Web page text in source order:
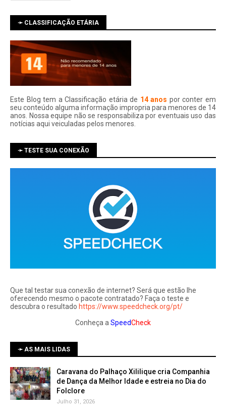
➛ CLASSIFICAÇÃO ETÁRIA
Este Blog tem a Classificação etária de 14 anos por conter em
seu conteúdo alguma informação impropria para menores de 14
anos. Nossa equipe não se responsabiliza por eventuais uso das
notí­cias aqui veiculadas pelos menores.
➛ TESTE SUA CONEXÃO
Que tal testar sua conexão de internet? Será que estão lhe
oferecendo mesmo o pacote contratado? Faça o teste e
descubra o resultado https://www.speedcheck.org/pt/
Conheça a SpeedCheck
➛ AS MAIS LIDAS
Caravana do Palhaço Xililique cria Companhia
de Dança da Melhor Idade e estreia no Dia do
Folclore
Julho 31, 2026